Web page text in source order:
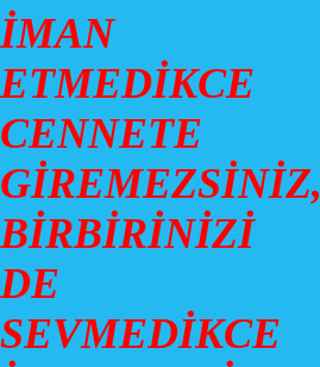
İMAN
ETMEDİKCE
CENNETE
GİREMEZSİNİZ,
BİRBİRİNİZİ
DE
SEVMEDİKCE